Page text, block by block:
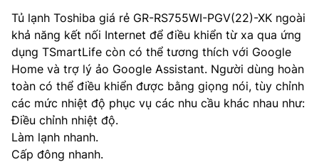
Tủ lạnh Toshiba giá rẻ GR-RS755WI-PGV(22)-XK ngoài
khả năng kết nối Internet để điều khiển từ xa qua ứng
dụng TSmartLife còn có thể tương thích với Google
Home và trợ lý ảo Google Assistant. Người dùng hoàn
toàn có thể điều khiển được bằng giọng nói, tùy chỉnh
các mức nhiệt độ phục vụ các nhu cầu khác nhau như:
Điều chỉnh nhiệt độ.
Làm lạnh nhanh.
Cấp đông nhanh.